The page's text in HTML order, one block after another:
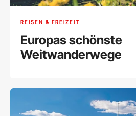
REISEN & FREIZEIT
Europas schönste
Weitwanderwege